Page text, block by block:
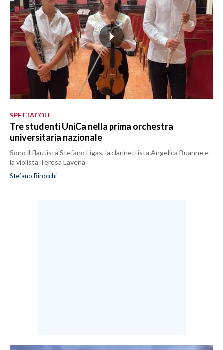
SPETTACOLI
Tre studenti UniCa nella prima orchestra
universitaria nazionale
Sono il flautista Stefano Ligas, la clarinettista Angelica Buanne e
la violista Teresa Lavena
Stefano Birocchi